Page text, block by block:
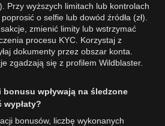
Przy wyższych limitach lub kontrolach
o selfie lub dowód źródła (zł).
zmienić limity lub wstrzymać
procesu KYC. Korzystaj z
dokumenty przez obszar konta.
zgadzają się z profilem Wildblaster.
wpływają na śledzone
wypłaty?
bonusów, liczbę wykonanych